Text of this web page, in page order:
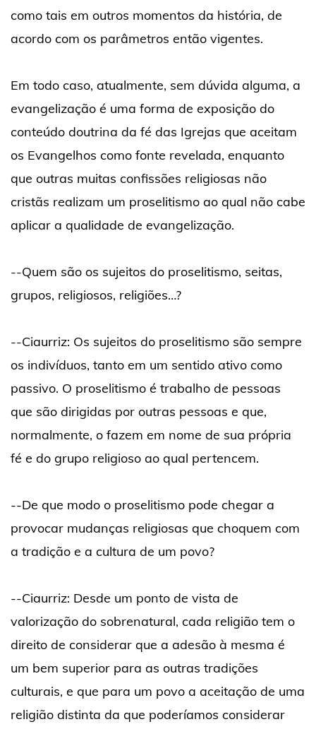
como tais em outros momentos da história, de
acordo com os parâmetros então vigentes.
Em todo caso, atualmente, sem dúvida alguma, a
evangelização é uma forma de exposição do
conteúdo doutrina da fé das Igrejas que aceitam
os Evangelhos como fonte revelada, enquanto
que outras muitas confissões religiosas não
cristãs realizam um proselitismo ao qual não cabe
aplicar a qualidade de evangelização.
--Quem são os sujeitos do proselitismo, seitas,
grupos, religiosos, religiões…?
--Ciaurriz: Os sujeitos do proselitismo são sempre
os indivíduos, tanto em um sentido ativo como
passivo. O proselitismo é trabalho de pessoas
que são dirigidas por outras pessoas e que,
normalmente, o fazem em nome de sua própria
fé e do grupo religioso ao qual pertencem.
--De que modo o proselitismo pode chegar a
provocar mudanças religiosas que choquem com
a tradição e a cultura de um povo?
--Ciaurriz: Desde um ponto de vista de
valorização do sobrenatural, cada religião tem o
direito de considerar que a adesão à mesma é
um bem superior para as outras tradições
culturais, e que para um povo a aceitação de uma
religião distinta da que poderíamos considerar